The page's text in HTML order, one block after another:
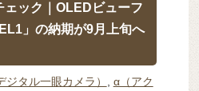
ェック｜OLEDビューフ
」の納期が9月上旬へ
ジタル一眼カメラ）
α（アク